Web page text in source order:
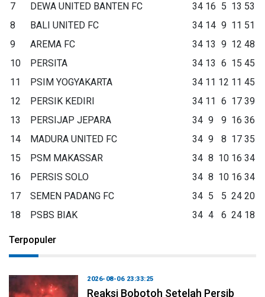
7
DEWA UNITED BANTEN FC 34 16 5 13 53
8
BALI UNITED FC 34 14 9 11 51
9
AREMA FC 34 13 9 12 48
10
PERSITA 34 13 6 15 45
11
PSIM YOGYAKARTA 34 11 12 11 45
12
PERSIK KEDIRI 34 11 6 17 39
13
PERSIJAP JEPARA 34 9 9 16 36
14
MADURA UNITED FC 34 9 8 17 35
15
PSM MAKASSAR 34 8 10 16 34
16
PERSIS SOLO 34 8 10 16 34
17
SEMEN PADANG FC 34 5 5 24 20
18
PSBS BIAK 34 4 6 24 18
Terpopuler
2026-08-06 23:33:25
Reaksi Bobotoh Setelah Persib